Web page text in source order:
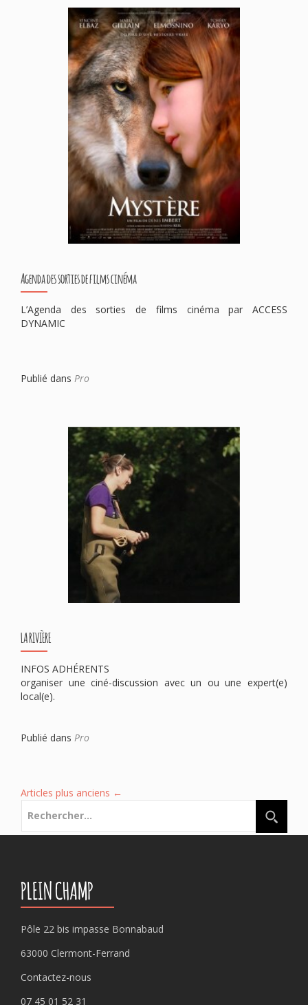
Agenda des sorties de films cinéma
L’Agenda des sorties de films cinéma par ACCESS
DYNAMIC
Publié dans Pro
LA RIVIÈRE
INFOS ADHÉRENTS
organiser une ciné-discussion avec un ou une expert(e)
local(e).
Publié dans Pro
Articles plus anciens ←
PLEIN CHAMP
Pôle 22 bis impasse Bonnabaud
63000 Clermont-Ferrand
Contactez-nous
07 45 01 52 31